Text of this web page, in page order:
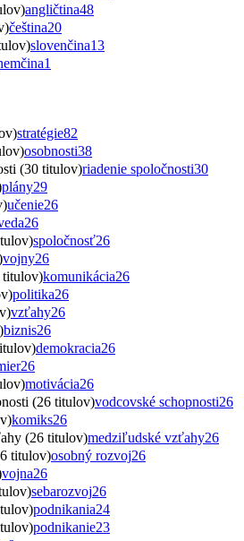
angličtina48
čeština20
slovenčina13
1
stratégie82
osobnosti38
(30 titulov)riadenie spoločnosti30
plány29
učenie26
26
spoločnosť26
vojny26
titulov)komunikácia26
politika26
vzťahy26
biznis26
demokracia26
26
motivácia26
(26 titulov)vodcovské schopnosti26
komiks26
(26 titulov)medziľudské vzťahy26
titulov)osobný rozvoj26
vojna26
sebarozvoj26
podnikania24
podnikanie23